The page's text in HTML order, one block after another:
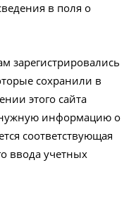
в поля о
зарегистрировались
сохранили в
этого сайта
нужную информацию о
соответствующая
ввода учетных